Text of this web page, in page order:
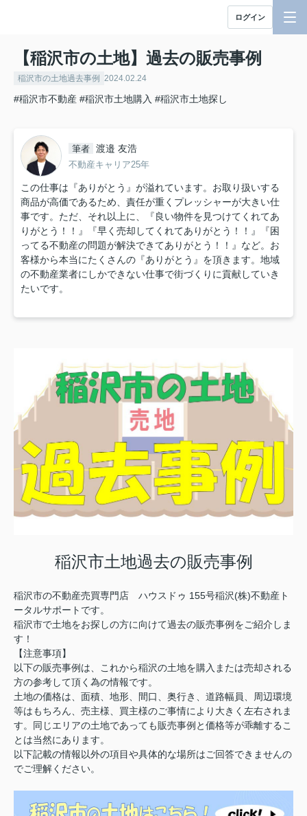
ログイン
【稲沢市の土地】過去の販売事例
稲沢市の土地過去事例 2024.02.24
#稲沢市不動産 #稲沢市土地購入 #稲沢市土地探し
筆者 渡邉 友浩
不動産キャリア25年
この仕事は『ありがとう』が溢れています。お取り扱いする
商品が高価であるため、責任が重くプレッシャーが大きい仕
事です。ただ、それ以上に、『良い物件を見つけてくれてあ
りがとう！！』『早く売却してくれてありがとう！！』『困
ってる不動産の問題が解決できてありがとう！！』など。お
客様から本当にたくさんの『ありがとう』を頂きます。地域
の不動産業者にしかできない仕事で街づくりに貢献していき
たいです。
稲沢市土地過去の販売事例
稲沢市の不動産売買専門店 ハウスドゥ 155号稲沢(株)不動産ト
ータルサポートです。
稲沢市で土地をお探しの方に向けて過去の販売事例をご紹介しま
す！
【注意事項】
以下の販売事例は、これから稲沢の土地を購入または売却される
方の参考して頂く為の情報です。
土地の価格は、面積、地形、間口、奥行き、道路幅員、周辺環境
等はもちろん、売主様、買主様のご事情により大きく左右されま
す。同じエリアの土地であっても販売事例と価格等が乖離するこ
とは当然にあります。
以下記載の情報以外の項目や具体的な場所はご回答できませんの
でご理解ください。